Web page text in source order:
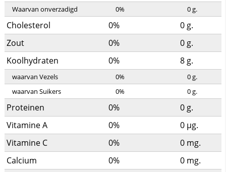
Waarvan onverzadigd
0% 0g.
Cholesterol 0% 0 g.
Zout
0% 0 g.
Koolhydraten
0% 8 g.
waarvan Vezels 0% 0g.
waarvan Suikers
0% 0g.
Proteinen 0% 0 g.
Vitamine A
0% 0 µg.
Vitamine C
0% 0 mg.
Calcium
0% 0 mg.